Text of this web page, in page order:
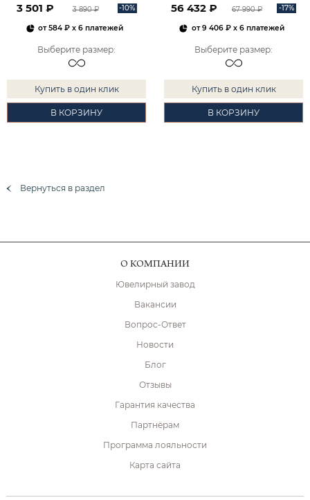
3 501 ₽ 3 890 ₽ -10%
от584 ₽ x 6 платежей
Выберите размер:
Купить в один клик
В КОРЗИНУ
56 432 ₽ 67 990 ₽ -17%
от9 406 ₽x 6 платежей
Выберите размер:
Купить в один клик
В КОРЗИНУ
Вернуться в раздел
О КОМПАНИИ
Ювелирный завод
Вакансии
Вопрос-Ответ
Новости
Блог
Отзывы
Гарантия качества
Партнёрам
Программа лояльности
Карта сайта